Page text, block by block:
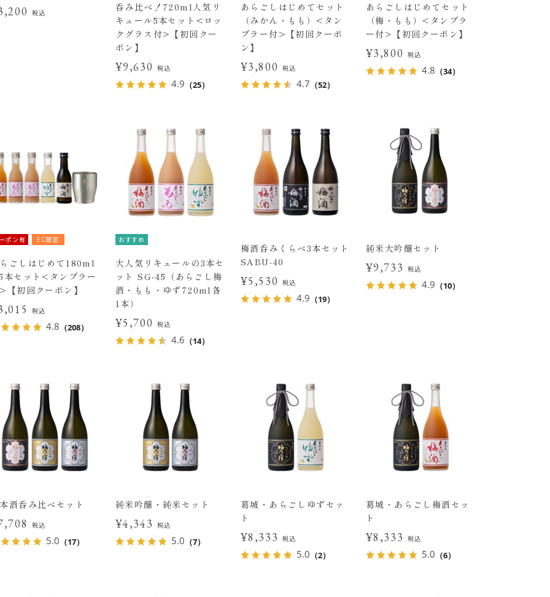
税込
呑み比べ！720ml人気リ
キュール5本セット<ロッ
クグラス付>【初回クー
ポン】
¥9,630 税込
4.9 （25）
あらごしはじめてセット
（みかん・もも）<タン
ブラー付>【初回クーポ
ン】
¥3,800 税込
4.7 （52）
あらごしはじめてセット
（梅・もも）<タンブラ
ー付>【初回クーポン】
¥3,800 税込
4.8 （34）
ポン有 EC限定
ごしはじめて180ml
本セット<タンブラー
【初回クーポン】
税込
4.8 （208）
おすすめ
大人気リキュールの3本セ
ット SG-45（あらごし梅
酒・もも・ゆず720ml各
1本）
¥5,700 税込
4.6 （14）
梅酒呑みくらべ3本セット
SABU-40
¥5,530 税込
4.9 （19）
純米大吟醸セット
¥9,733 税込
4.9 （10）
酒呑み比べセット
税込
5.0 （17）
純米吟醸・純米セット
¥4,343 税込
5.0 （7）
葛城・あらごしゆずセッ
ト
¥8,333 税込
5.0 （2）
葛城・あらごし梅酒セッ
ト
¥8,333 税込
5.0 （6）